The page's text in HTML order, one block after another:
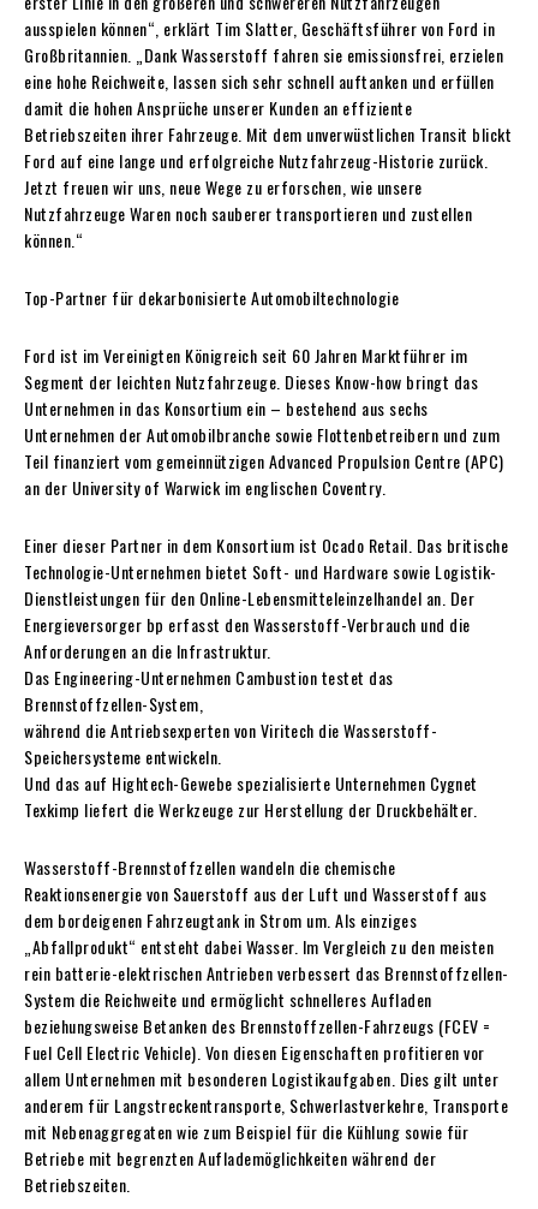
ausspielen können“, erklärt Tim Slatter, Geschäftsführer von Ford in
Großbritannien. „Dank Wasserstoff fahren sie emissionsfrei, erzielen
eine hohe Reichweite, lassen sich sehr schnell auftanken und erfüllen
damit die hohen Ansprüche unserer Kunden an effiziente
Betriebszeiten ihrer Fahrzeuge. Mit dem unverwüstlichen Transit blickt
Ford auf eine lange und erfolgreiche Nutzfahrzeug-Historie zurück.
Jetzt freuen wir uns, neue Wege zu erforschen, wie unsere
Nutzfahrzeuge Waren noch sauberer transportieren und zustellen
können.“
Top-Partner für dekarbonisierte Automobiltechnologie
Ford ist im Vereinigten Königreich seit 60 Jahren Marktführer im
Segment der leichten Nutzfahrzeuge. Dieses Know-how bringt das
Unternehmen in das Konsortium ein – bestehend aus sechs
Unternehmen der Automobilbranche sowie Flottenbetreibern und zum
Teil finanziert vom gemeinnützigen Advanced Propulsion Centre (APC)
an der University of Warwick im englischen Coventry.
Einer dieser Partner in dem Konsortium ist Ocado Retail. Das britische
Technologie-Unternehmen bietet Soft- und Hardware sowie Logistik-
Dienstleistungen für den Online-Lebensmitteleinzelhandel an. Der
Energieversorger bp erfasst den Wasserstoff-Verbrauch und die
Anforderungen an die Infrastruktur.
Das Engineering-Unternehmen Cambustion testet das
Brennstoffzellen-System,
während die Antriebsexperten von Viritech die Wasserstoff-
Speichersysteme entwickeln.
Und das auf Hightech-Gewebe spezialisierte Unternehmen Cygnet
Texkimp liefert die Werkzeuge zur Herstellung der Druckbehälter.
Wasserstoff-Brennstoffzellen wandeln die chemische
Reaktionsenergie von Sauerstoff aus der Luft und Wasserstoff aus
dem bordeigenen Fahrzeugtank in Strom um. Als einziges
„Abfallprodukt“ entsteht dabei Wasser. Im Vergleich zu den meisten
rein batterie-elektrischen Antrieben verbessert das Brennstoffzellen-
System die Reichweite und ermöglicht schnelleres Aufladen
beziehungsweise Betanken des Brennstoffzellen-Fahrzeugs (FCEV =
Fuel Cell Electric Vehicle). Von diesen Eigenschaften profitieren vor
allem Unternehmen mit besonderen Logistikaufgaben. Dies gilt unter
anderem für Langstreckentransporte, Schwerlastverkehre, Transporte
mit Nebenaggregaten wie zum Beispiel für die Kühlung sowie für
Betriebe mit begrenzten Auflademöglichkeiten während der
Betriebszeiten.